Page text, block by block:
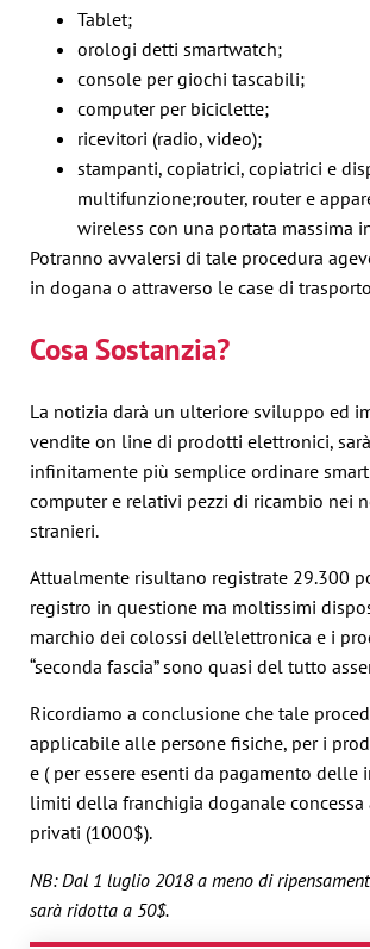
Tablet;
orologi detti smartwatch;
console per giochi tascabili;
computer per biciclette;
ricevitori (radio, video);
stampanti, copiatrici, copiatrici e
multifunzione;router, router e
wireless con una portata massima
Potranno avvalersi di tale procedura
in dogana o attraverso le case di trasporto
Cosa Sostanzia?
La notizia darà un ulteriore sviluppo ed
vendite on line di prodotti elettronici,
infinitamente più semplice ordinare
computer e relativi pezzi di ricambio nei
stranieri.
Attualmente risultano registrate 29.300
registro in questione ma moltissimi
marchio dei colossi dell’elettronica e i
“seconda fascia” sono quasi del tutto
Ricordiamo a conclusione che tale
applicabile alle persone fisiche, per i
e ( per essere esenti da pagamento delle
limiti della franchigia doganale concessa
privati (1000$).
NB: Dal 1 luglio 2018 a meno di
sarà ridotta a 50$.